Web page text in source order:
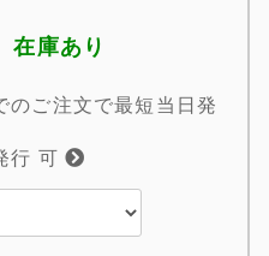
在庫あり
のご注文で最短当日発
行 可